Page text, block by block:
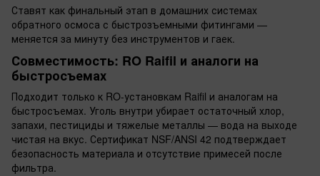
Ставят как финальный этап в домашних системах
обратного осмоса с быстрозъемными фитингами —
меняется за минуту без инструментов и гаек.
Совместимость: RO Raifil и аналоги на
быстросъемах
Подходит только к RO-установкам Raifil и аналогам на
быстросъемах. Уголь внутри убирает остаточный хлор,
запахи, пестициды и тяжелые металлы — вода на выходе
чистая на вкус. Сертификат NSF/ANSI 42 подтверждает
безопасность материала и отсутствие примесей после
фильтра.